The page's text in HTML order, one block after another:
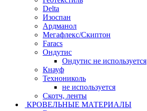
Delta
Изоспан
Ардманол
Мегафлекс/Скиптон
Faracs
Ондутис
Ондутис не используется
Кнауф
Технониколь
не используется
Скотч, ленты
КРОВЕЛЬНЫЕ МАТЕРИАЛЫ